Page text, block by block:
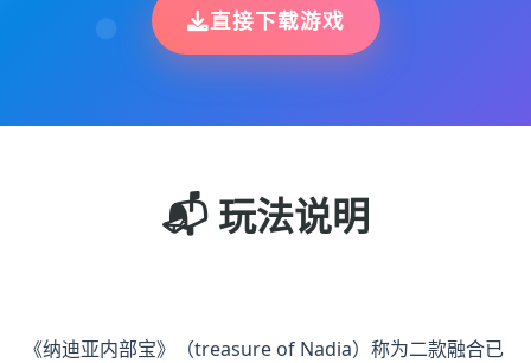
直接下载游戏
📬 玩法说明
《纳迪亚内部宝》（treasure of Nadia）称为二款融合已